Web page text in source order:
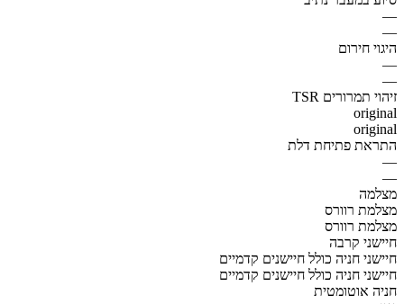
—
—
היגוי חירום
—
—
זיהוי תמרורים TSR
original
original
התראת פתיחת דלת
—
—
מצלמה
מצלמת רוורס
מצלמת רוורס
חיישני קרבה
חיישני חניה כולל חיישנים קדמיים
חיישני חניה כולל חיישנים קדמיים
חניה אוטומטית